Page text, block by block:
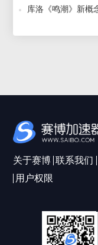
关于赛博 联系我们
用户权限